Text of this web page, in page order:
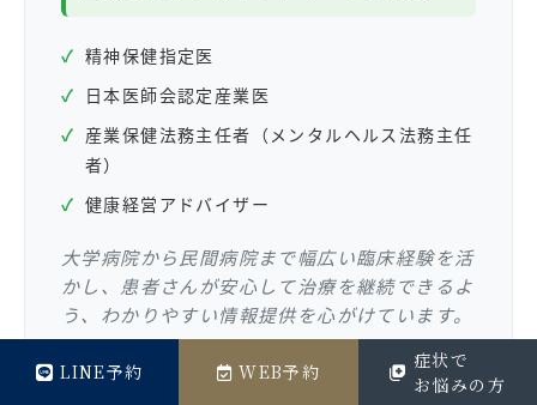
LINE予約 WEB予約
症状で
お悩みの方
✓ 精神保健指定医
✓ 日本医師会認定産業医
✓ 産業保健法務主任者（メンタルヘルス法務主任
者）
✓ 健康経営アドバイザー
大学病院から民間病院まで幅広い臨床経験を活
かし、患者さんが安心して治療を継続できるよ
う、わかりやすい情報提供を心がけています。